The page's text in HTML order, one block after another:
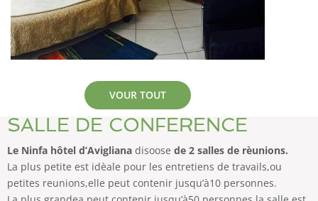
VOUR TOUT
SALLE DE CONFERENCE
Le Ninfa hôtel d’Avigliana disoose de 2 salles de rèunions.
La plus petite est idèale pour les entretiens de travails,ou
petites reunions,elle peut contenir jusqu’à10 personnes.